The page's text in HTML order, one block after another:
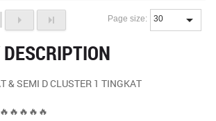
Page size:
& SEMI D CLUSTER 1 TINGKAT